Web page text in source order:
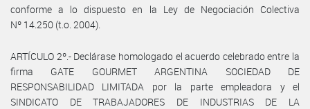
conforme a lo dispuesto en la Ley de Negociación Colectiva
Nº 14.250 (t.o. 2004).
ARTÍCULO 2º.- Declárase homologado el acuerdo celebrado entre la
firma GATE GOURMET ARGENTINA SOCIEDAD DE
RESPONSABILIDAD LIMITADA por la parte empleadora y el
SINDICATO DE TRABAJADORES DE INDUSTRIAS DE LA